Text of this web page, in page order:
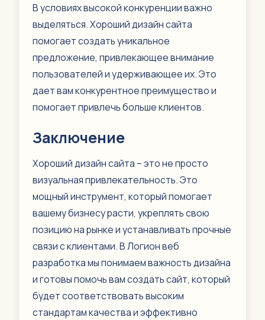
В условиях высокой конкуренции важно
выделяться. Хороший дизайн сайта
помогает создать уникальное
предложение, привлекающее внимание
пользователей и удерживающее их. Это
дает вам конкурентное преимущество и
помогает привлечь больше клиентов.
Заключение
Хороший дизайн сайта – это не просто
визуальная привлекательность. Это
мощный инструмент, который помогает
вашему бизнесу расти, укреплять свою
позицию на рынке и устанавливать прочные
связи с клиентами. В Логион веб
разработка мы понимаем важность дизайна
и готовы помочь вам создать сайт, который
будет соответствовать высоким
стандартам качества и эффективно